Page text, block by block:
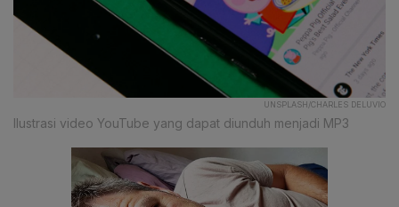
UNSPLASH/CHARLES DELUVIO
Ilustrasi video YouTube yang dapat diunduh menjadi MP3